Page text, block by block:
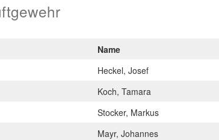
Name
Heckel, Josef
Koch, Tamara
Stocker, Markus
Mayr, Johannes